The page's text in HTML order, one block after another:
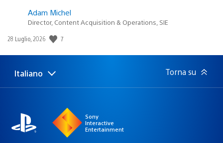
Adam Michel
Director, Content Acquisition & Operations, SIE
Data
pubblicazione:
28 Luglio, 2026 7
Seleziona
Regione
Italiano Torna su
Sony
Interactive
Entertainment